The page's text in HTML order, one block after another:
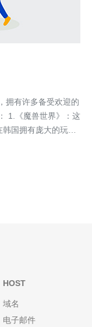
拥有许多备受欢迎的
国拥有庞大的玩家
在韩国非常受欢
HOST
域名
电子邮件